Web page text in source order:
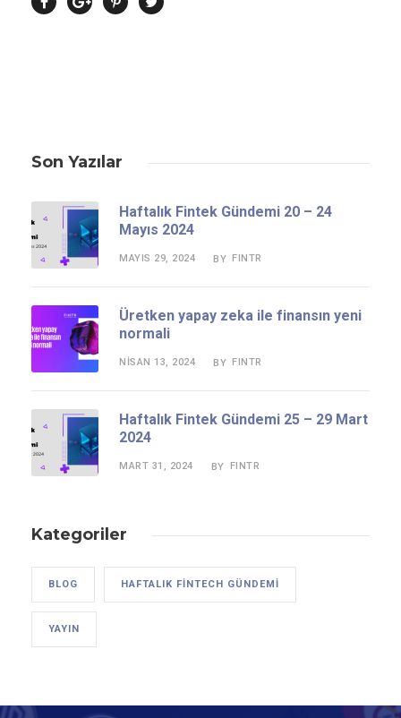
Son Yazılar
Haftalık Fintek Gündemi 20 – 24
Mayıs 2024
MAYIS 29, 2024 BY FINTR
Üretken yapay zeka ile finansın yeni
normali
NISAN 13, 2024 BY FINTR
Haftalık Fintek Gündemi 25 – 29 Mart
2024
MART 31, 2024 BY FINTR
Kategoriler
BLOG HAFTALIK FINTECH GÜNDEMI
YAYIN